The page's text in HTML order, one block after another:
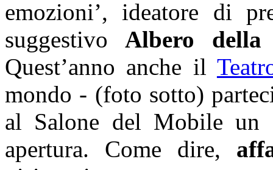
emozioni’, ideatore di
suggestivoAlbero
Quest’anno anche il
mondo - (foto sotto)
al Salone del Mobile un
apertura. Come dire,